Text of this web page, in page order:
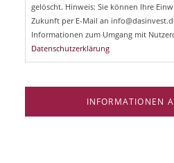
gelöscht. Hinweis: Sie können Ihre
Zukunft per E-Mail an
Informationen zum Umgang mit
Datenschutzerklärung
INFORMATIONEN